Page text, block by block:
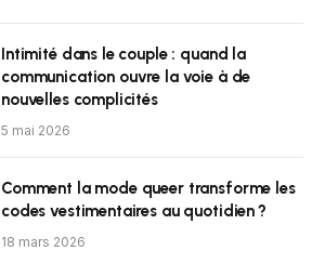
Intimité dans le couple : quand la
communication ouvre la voie à de
nouvelles complicités
5 mai 2026
Comment la mode queer transforme les
codes vestimentaires au quotidien ?
18 mars 2026